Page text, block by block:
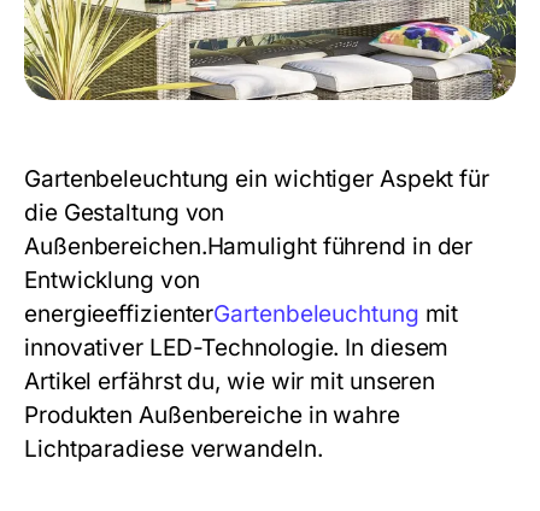
Gartenbeleuchtung ein wichtiger Aspekt für
die Gestaltung von
Außenbereichen.Hamulight führend in der
Entwicklung von
energieeffizienterGartenbeleuchtung mit
innovativer LED-Technologie. In diesem
Artikel erfährst du, wie wir mit unseren
Produkten Außenbereiche in wahre
Lichtparadiese verwandeln.